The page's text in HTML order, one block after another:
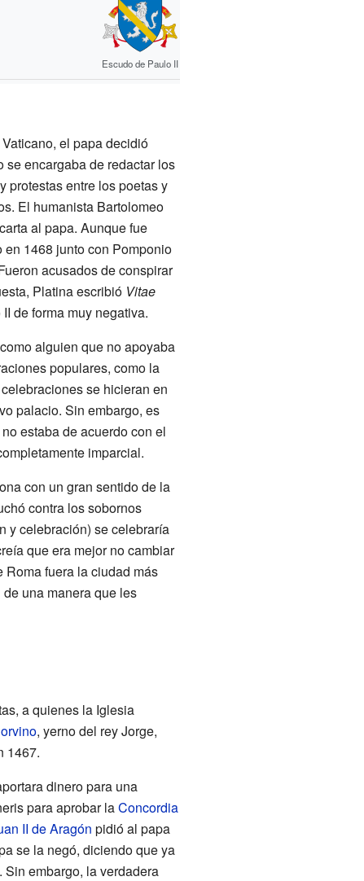
Escudo de Paulo II
el papa decidió
se encargaba de redactar los
protestas entre los poetas y
El humanista Bartolomeo
al papa. Aunque fue
1468 junto con Pomponio
acusados de conspirar
Platina escribió Vitae
de forma muy negativa.
alguien que no apoyaba
populares, como la
se hicieran en
palacio. Sin embargo, es
estaba de acuerdo con el
imparcial.
con un gran sentido de la
contra los sobornos
y celebración) se celebraría
que era mejor no cambiar
Roma fuera la ciudad más
de una manera que les
a quienes la Iglesia
, yerno del rey Jorge,
1467.
dinero para una
para aprobar laConcordia
II de Aragón pidió al papa
se la negó, diciendo que ya
. Sin embargo, la verdadera